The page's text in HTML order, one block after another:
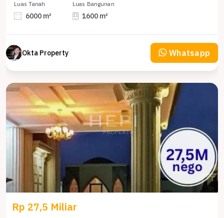
Luas Tanah
6000 m²
Luas Bangunan
1600 m²
Okta Property Whatsapp
Rp 27,5 Miliar